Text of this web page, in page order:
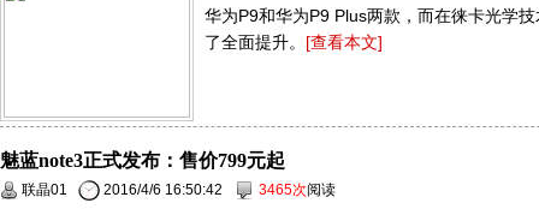
华为P9和华为P9 Plus两款，而在徕卡光学
了全面提升。 [查看本文]
魅蓝note3正式发布：售价799元起
联晶01 2016/4/6 16:50:42 3465次阅读